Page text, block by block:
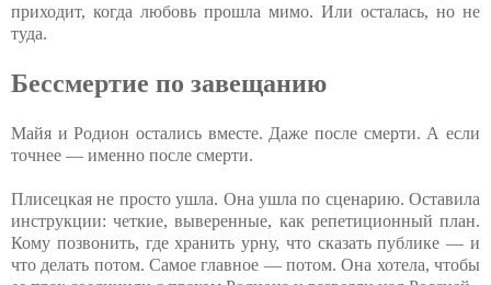
приходит, когда любовь прошла мимо. Или осталась, но не
туда.
Бессмертие по завещанию
Майя и Родион остались вместе. Даже после смерти. А если
точнее — именно после смерти.
Плисецкая не просто ушла. Она ушла по сценарию. Оставила
инструкции: четкие, выверенные, как репетиционный план.
Кому позвонить, где хранить урну, что сказать публике — и
что делать потом. Самое главное — потом. Она хотела, чтобы